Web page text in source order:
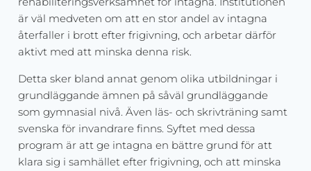
är väl medveten om att en stor andel av intagna
återfaller i brott efter frigivning, och arbetar därför
aktivt med att minska denna risk.
Detta sker bland annat genom olika utbildningar i
grundläggande ämnen på såväl grundläggande
som gymnasial nivå. Även läs- och skrivträning samt
svenska för invandrare finns. Syftet med dessa
program är att ge intagna en bättre grund för att
klara sig i samhället efter frigivning, och att minska